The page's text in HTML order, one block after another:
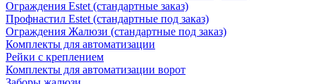
Ограждения Estet (стандартные заказ)
Профнастил Estet (стандартные под заказ)
Ограждения Жалюзи (стандартные под заказ)
Комплекты для автоматизации
Рейки с креплением
Комплекты для автоматизации ворот